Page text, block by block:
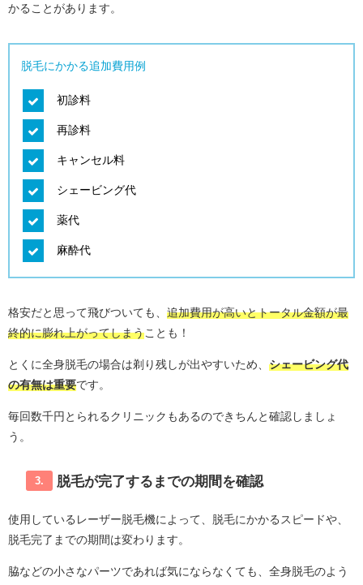
かることがあります。
脱毛にかかる追加費用例
初診料
再診料
キャンセル料
シェービング代
薬代
麻酔代
格安だと思って飛びついても、 追加費用が高いとトータル金額が最
終的に膨れ上がってしまうことも！
とくに全身脱毛の場合は剃り残しが出やすいため、 シェービング代
の有無は重要です。
毎回数千円とられるクリニックもあるのできちんと確認しましょ
う。
3. 脱毛が完了するまでの期間を確認
使用しているレーザー脱毛機によって、脱毛にかかるスピードや、
脱毛完了までの期間は変わります。
脇などの小さなパーツであれば気にならなくても、全身脱毛のよう